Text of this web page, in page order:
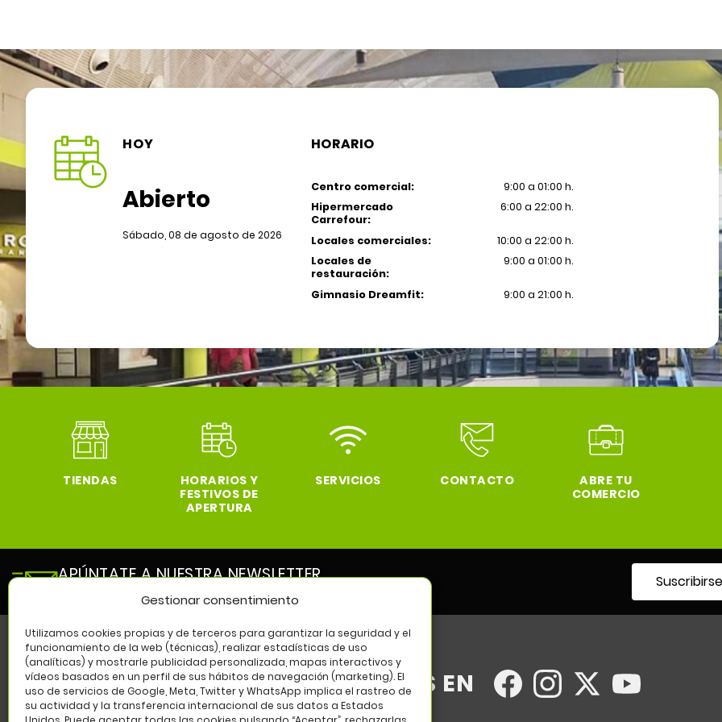
Gestionar consentimiento
Utilizamos cookies propias y de terceros para garantizar la seguridad y el
funcionamiento de la web (técnicas), realizar estadísticas de uso
(analíticas) y mostrarle publicidad personalizada, mapas interactivos y
vídeos basados en un perfil de sus hábitos de navegación (marketing). El
uso de servicios de Google, Meta, Twitter y WhatsApp implica el rastreo de
su actividad y la transferencia internacional de sus datos a Estados
HOY
Abierto
Sábado, 08 de agosto de 2026
HORARIO
Centro comercial:
9:00 a 01:00 h.
Hipermercado
Carrefour:
6:00 a 22:00 h.
Locales comerciales:
10:00 a 22:00 h.
Locales de
restauración:
9:00 a 01:00 h.
Gimnasio Dreamfit: 9:00 a 21:00 h.
TIENDAS
HORARIOS Y
FESTIVOS DE
APERTURA
SERVICIOS CONTACTO
ABRE TU
COMERCIO
APÚNTATE A NUESTRA NEWSLETTER
y entérate de todas las novedades de nuestro centro
Suscribirse
SÍGUENOS EN